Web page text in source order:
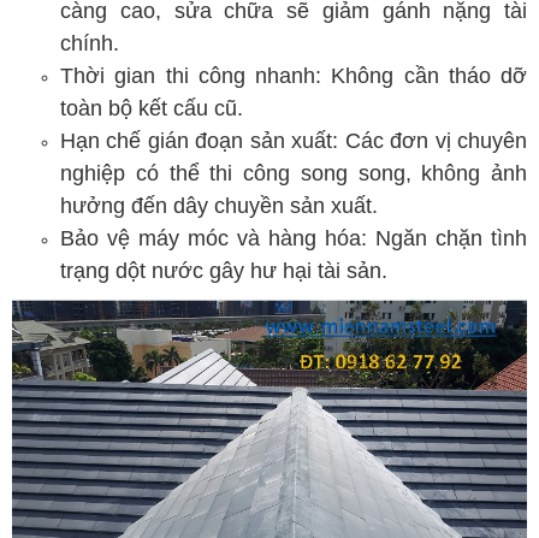
càng cao, sửa chữa sẽ giảm gánh nặng tài
chính.
Thời gian thi công nhanh: Không cần tháo dỡ
toàn bộ kết cấu cũ.
Hạn chế gián đoạn sản xuất: Các đơn vị chuyên
nghiệp có thể thi công song song, không ảnh
hưởng đến dây chuyền sản xuất.
Bảo vệ máy móc và hàng hóa: Ngăn chặn tình
trạng dột nước gây hư hại tài sản.